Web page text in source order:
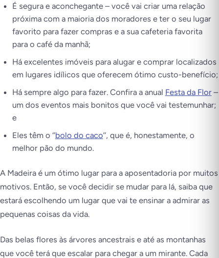
É segura e aconchegante – você vai criar uma relação
próxima com a maioria dos moradores e ter o seu lugar
favorito para fazer compras e a sua cafeteria favorita
para o café da manhã;
Há excelentes imóveis para alugar e comprar localizados
em lugares idílicos que oferecem ótimo custo-benefício;
Há sempre algo para fazer. Confira a anual Festa da Flor–
um dos eventos mais bonitos que você vai testemunhar;
e
Eles têm o ‘’bolo do caco’’, que é, honestamente, o
melhor pão do mundo.
A Madeira é um ótimo lugar para a aposentadoria por muitos
motivos. Então, se você decidir se mudar para lá, saiba que
estará escolhendo um lugar que vai te ensinar a admirar as
pequenas coisas da vida.
Das belas flores às árvores ancestrais e até as montanhas
que você terá que escalar para chegar a um mirante. Cada